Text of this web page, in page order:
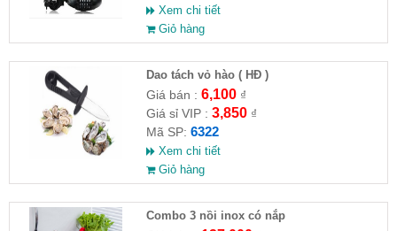
Xem chi tiết
Giỏ hàng
Dao tách vỏ hào ( HĐ )
Giá bán : 6,100₫
Giá sỉ VIP : 3,850₫
Mã SP: 6322
Xem chi tiết
Giỏ hàng
Combo 3 nồi inox có nắp